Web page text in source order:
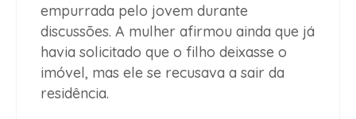
empurrada pelo jovem durante
discussões. A mulher afirmou ainda que já
havia solicitado que o filho deixasse o
imóvel, mas ele se recusava a sair da
residência.